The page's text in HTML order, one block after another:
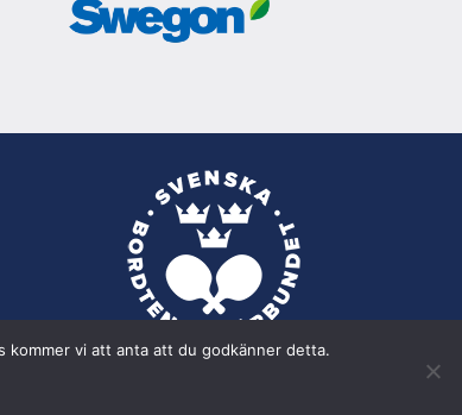
vi att anta att du godkänner detta.